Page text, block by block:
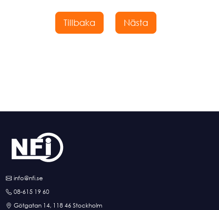
Tillbaka
info@nfi.se
08-615 19 60
Götgatan 14, 118 46 Stockholm